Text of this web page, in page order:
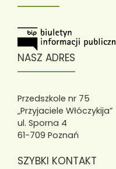
NASZ ADRES
Przedszkole nr 75
„Przyjaciele Włóczykija”
ul. Sporna 4
61-709 Poznań
SZYBKI KONTAKT